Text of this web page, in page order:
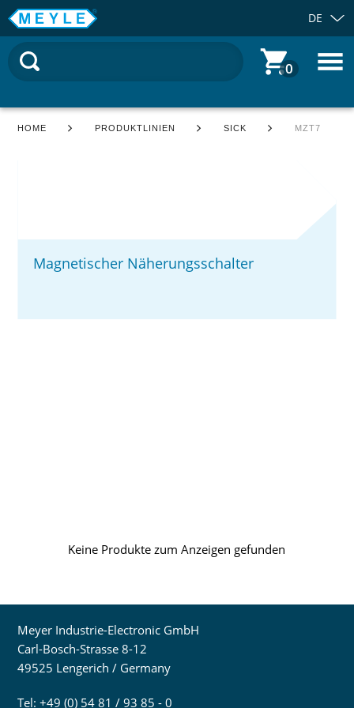
DE
0
HOME PRODUKTLINIEN SICK MZT7
Magnetischer Näherungsschalter
Keine Produkte zum Anzeigen gefunden
Meyer Industrie-Electronic GmbH
Carl-Bosch-Strasse 8-12
49525 Lengerich / Germany
Tel: +49 (0) 54 81 / 93 85 - 0